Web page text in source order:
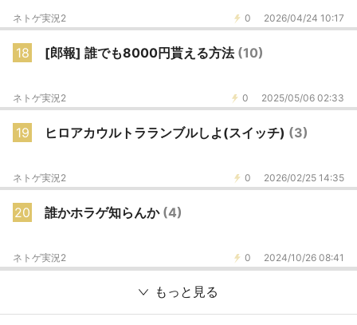
0 2026/04/24 10:17
ネトゲ実況2
18 [郎報] 誰でも8000円貰える方法 (10)
0 2025/05/06 02:33
ネトゲ実況2
19 ヒロアカウルトラランブルしよ(スイッチ) (3)
0 2026/02/25 14:35
ネトゲ実況2
20 誰かホラゲ知らんか (4)
0 2024/10/26 08:41
ネトゲ実況2
もっと見る